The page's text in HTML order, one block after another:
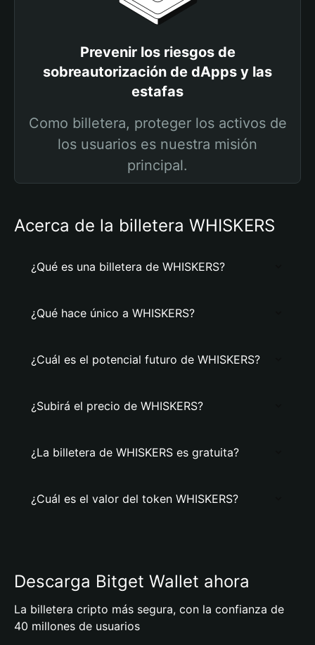
Prevenir los riesgos de
sobreautorización de dApps y las
estafas
Como billetera, proteger los activos de
los usuarios es nuestra misión
principal.
Acerca de la billetera WHISKERS
¿Qué es una billetera de WHISKERS?
¿Qué hace único a WHISKERS?
¿Cuál es el potencial futuro de WHISKERS?
¿Subirá el precio de WHISKERS?
¿La billetera de WHISKERS es gratuita?
¿Cuál es el valor del token WHISKERS?
Descarga Bitget Wallet ahora
La billetera cripto más segura, con la confianza de
40 millones de usuarios